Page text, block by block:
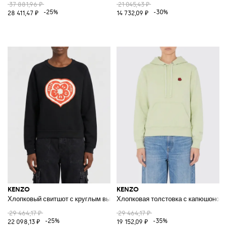
37 881,96 ₽
28 411,47 ₽
-25%
21 045,43 ₽
14 732,09 ₽
-30%
KENZO
Хлопковый свитшот с круглым вырезом и логотипом
29 464,17 ₽
22 098,13 ₽
-25%
KENZO
Хлопковая толстовка с капюшоном
29 464,17 ₽
19 152,09 ₽
-35%